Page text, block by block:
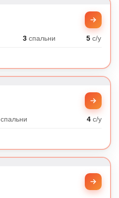
3спальни 5 с/у
спальни 4с/у